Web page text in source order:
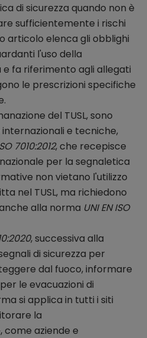
di sicurezza quando non è
sufficientemente i rischi
articolo elenca gli obblighi
l'uso della
e fa riferimento agli allegati
le prescrizioni specifiche
del TUSL, sono
e tecniche,
7010:2012, che recepisce
per la segnaletica
non vietano l'utilizzo
nel TUSL, ma richiedono
alla norma UNI EN ISO
, successiva alla
di sicurezza per
dal fuoco, informare
le evacuazioni di
si applica in tutti i siti
la
come aziende e